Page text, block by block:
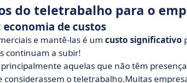
do teletrabalho para o
economia de custos
e mantê-las é um custo significativo
continuam a subir!
aquelas que não têm
considerassem o teletrabalho.Muitas